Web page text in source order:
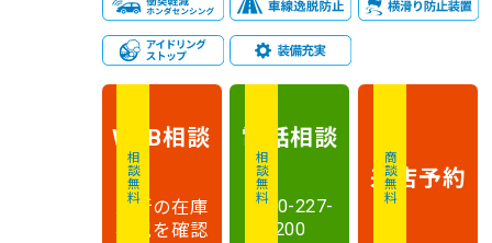
相談無料
WEB相談
最新の在庫
状況を確認
相談無料
電話相談
0120-227-
200
商談無料
来店予約